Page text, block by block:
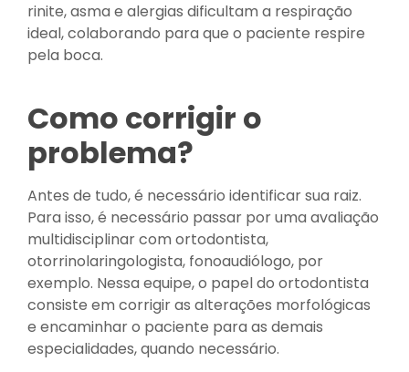
rinite, asma e alergias dificultam a respiração
ideal, colaborando para que o paciente respire
pela boca.
Como corrigir o
problema?
Antes de tudo, é necessário identificar sua raiz.
Para isso, é necessário passar por uma avaliação
multidisciplinar com ortodontista,
otorrinolaringologista, fonoaudiólogo, por
exemplo. Nessa equipe, o papel do ortodontista
consiste em corrigir as alterações morfológicas
e encaminhar o paciente para as demais
especialidades, quando necessário.